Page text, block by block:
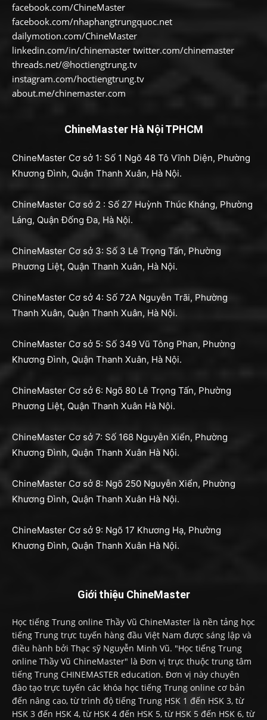
facebook.com/ChineMaster
facebook.com/nhaphangtrungquoc.net
dailymotion.com/ChineMaster
linkedin.com/in/chinemaster twitter.com/chinemaster
threads.net/@hoctiengtrung.tv
instagram.com/hoctiengtrung.tv
about.me/chinemaster.com
ChineMaster Hà Nội TPHCM
ChineMaster Cơ sở 1: Số 1 Ngõ 48 Tô Vĩnh Diện, Phường
Khương Đình, Quận Thanh Xuân, Hà Nội.
ChineMaster Cơ sở 2 : Số 27 Huỳnh Thúc Kháng, Phường
Láng, Quận Đống Đa, Hà Nội.
ChineMaster Cơ sở 3: Số 3 Lê Trọng Tấn, Phường
Phương Liệt, Quận Thanh Xuân, Hà Nội.
ChineMaster Cơ sở 4: Số 72A Nguyễn Trãi, Phường
Thanh Xuân, Quận Thanh Xuân, Hà Nội.
ChineMaster Cơ sở 5: Số 349 Vũ Tông Phan, Phường
Khương Đình, Quận Thanh Xuân, Hà Nội.
ChineMaster Cơ sở 6: Ngõ 80 Lê Trọng Tấn, Phường
Phương Liệt, Quận Thanh Xuân Hà Nội.
ChineMaster Cơ sở 7: Số 168 Nguyễn Xiển, Phường
Khương Đình, Quận Thanh Xuân Hà Nội.
ChineMaster Cơ sở 8: Ngõ 250 Nguyễn Xiển, Phường
Khương Đình, Quận Thanh Xuân Hà Nội.
ChineMaster Cơ sở 9: Ngõ 17 Khương Hạ, Phường
Khương Đình, Quận Thanh Xuân Hà Nội.
Giới thiệu ChineMaster
Học tiếng Trung online Thầy Vũ ChineMaster là nền tảng học
tiếng Trung trực tuyến hàng đầu Việt Nam được sáng lập và
điều hành bởi Thạc sỹ Nguyễn Minh Vũ. "Học tiếng Trung
online Thầy Vũ ChineMaster" là Đơn vị trực thuộc trung tâm
tiếng Trung CHINEMASTER education. Đơn vị này chuyên
đào tạo trực tuyến các khóa học tiếng Trung online cơ bản
đến nâng cao, từ trình độ tiếng Trung HSK 1 đến HSK 3, từ
HSK 3 đến HSK 4, từ HSK 4 đến HSK 5, từ HSK 5 đến HSK 6, từ